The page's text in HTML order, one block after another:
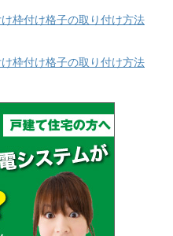
枠付け格子の取り付け方法
枠付け格子の取り付け方法